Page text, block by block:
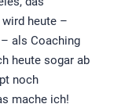
heute –
als Coaching
heute sogar ab
noch
mache ich!